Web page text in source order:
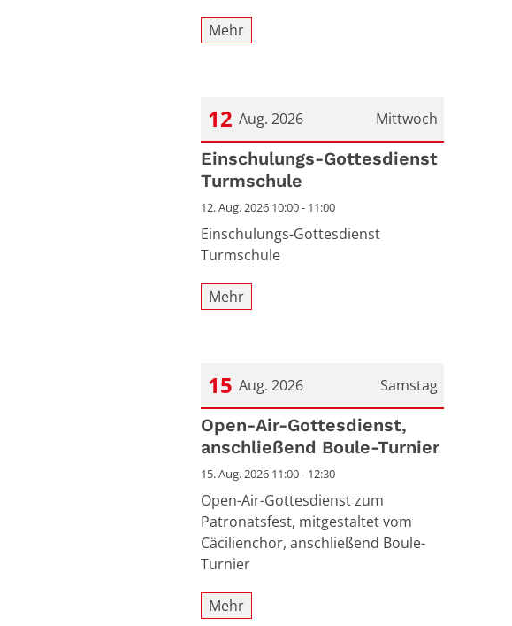
Mehr
Mittwoch
12 Aug. 2026
Datum: 12. August 2026
Einschulungs-Gottesdienst
Turmschule
12. Aug. 2026 10:00 - 11:00
Einschulungs-Gottesdienst
Turmschule
Mehr
Samstag
15 Aug. 2026
Datum: 15. August 2026
Open-Air-Gottesdienst,
anschließend Boule-Turnier
15. Aug. 2026 11:00 - 12:30
Open-Air-Gottesdienst zum
Patronatsfest, mitgestaltet vom
Cäcilienchor, anschließend Boule-
Turnier
Mehr